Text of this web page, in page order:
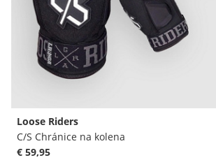
Loose Riders
C/S Chránice na kolena
€ 59,95